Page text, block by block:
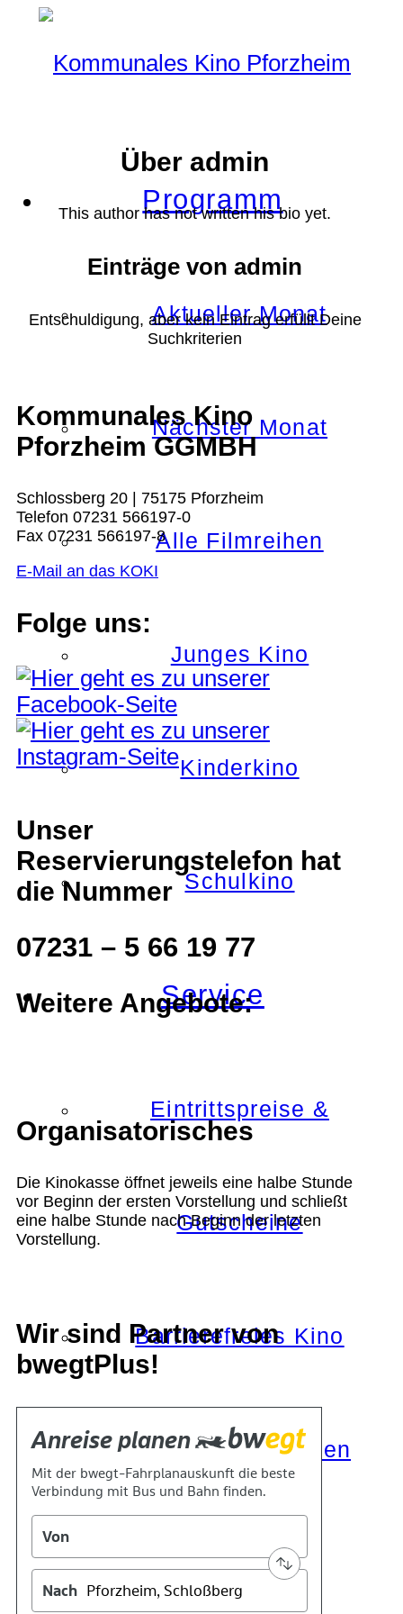
Programm
Aktueller Monat
Nächster Monat
Alle Filmreihen
Junges Kino
Kinderkino
Schulkino
Service
Eintrittspreise &
Gutscheine
Barrierefreies Kino
Mobil und Draussen
KOKI+
Über admin
This author has not written his bio yet.
Einträge von admin
Entschuldigung, aber kein Eintrag erfüllt Deine
Suchkriterien
Kommunales Kino
Pforzheim GGMBH
Schlossberg 20 | 75175 Pforzheim
Telefon 07231 566197-0
Fax 07231 566197-8
E-Mail an das KOKI
Folge uns:
Unser
Reservierungstelefon hat
die Nummer
07231 – 5 66 19 77
Weitere Angebote:
Organisatorisches
Die Kinokasse öffnet jeweils eine halbe Stunde
vor Beginn der ersten Vorstellung und schließt
eine halbe Stunde nach Beginn der letzten
Vorstellung.
Wir sind Partner von
bwegtPlus!